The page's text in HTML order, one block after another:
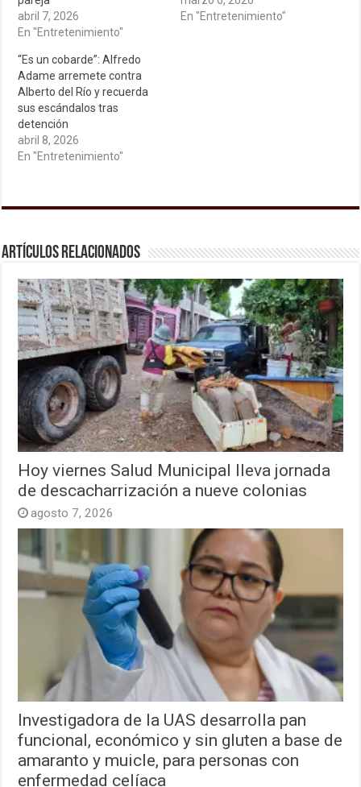
abril 7, 2026
En "Entretenimiento"
En "Entretenimiento"
“Es un cobarde”: Alfredo
Adame arremete contra
Alberto del Río y recuerda
sus escándalos tras
detención
abril 8, 2026
En "Entretenimiento"
Artículos relacionados
Hoy viernes Salud Municipal lleva jornada
de descacharrización a nueve colonias
agosto 7, 2026
Investigadora de la UAS desarrolla pan
funcional, económico y sin gluten a base de
amaranto y muicle, para personas con
enfermedad celíaca